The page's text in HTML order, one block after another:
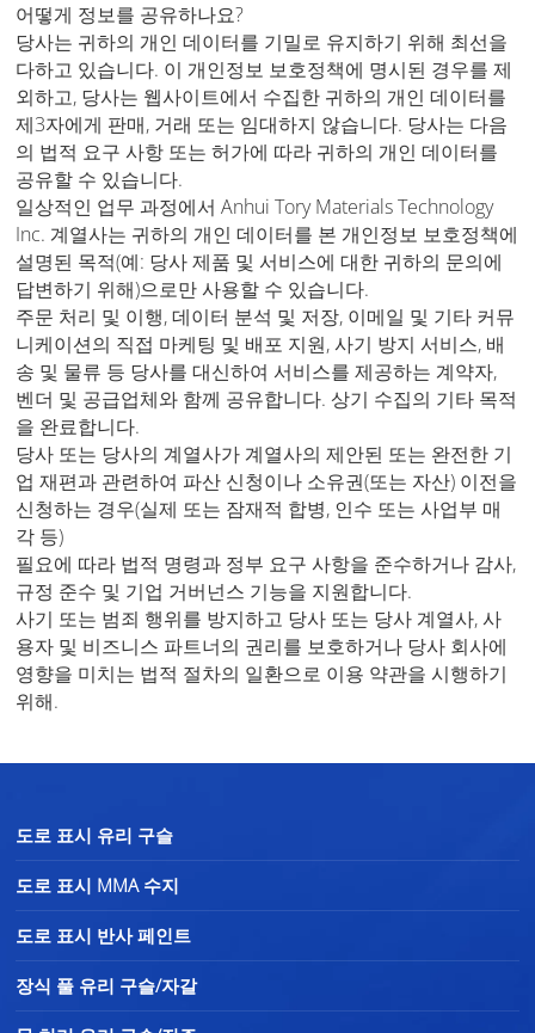
어떻게 정보를 공유하나요?
당사는 귀하의 개인 데이터를 기밀로 유지하기 위해 최선을
다하고 있습니다. 이 개인정보 보호정책에 명시된 경우를 제
외하고, 당사는 웹사이트에서 수집한 귀하의 개인 데이터를
제3자에게 판매, 거래 또는 임대하지 않습니다. 당사는 다음
의 법적 요구 사항 또는 허가에 따라 귀하의 개인 데이터를
공유할 수 있습니다.
일상적인 업무 과정에서 Anhui Tory Materials Technology
Inc. 계열사는 귀하의 개인 데이터를 본 개인정보 보호정책에
설명된 목적(예: 당사 제품 및 서비스에 대한 귀하의 문의에
답변하기 위해)으로만 사용할 수 있습니다.
주문 처리 및 이행, 데이터 분석 및 저장, 이메일 및 기타 커뮤
니케이션의 직접 마케팅 및 배포 지원, 사기 방지 서비스, 배
송 및 물류 등 당사를 대신하여 서비스를 제공하는 계약자,
벤더 및 공급업체와 함께 공유합니다. 상기 수집의 기타 목적
을 완료합니다.
당사 또는 당사의 계열사가 계열사의 제안된 또는 완전한 기
업 재편과 관련하여 파산 신청이나 소유권(또는 자산) 이전을
신청하는 경우(실제 또는 잠재적 합병, 인수 또는 사업부 매
각 등)
필요에 따라 법적 명령과 정부 요구 사항을 준수하거나 감사,
규정 준수 및 기업 거버넌스 기능을 지원합니다.
사기 또는 범죄 행위를 방지하고 당사 또는 당사 계열사, 사
용자 및 비즈니스 파트너의 권리를 보호하거나 당사 회사에
영향을 미치는 법적 절차의 일환으로 이용 약관을 시행하기
위해.
도로 표시 유리 구슬
도로 표시 MMA 수지
도로 표시 반사 페인트
장식 풀 유리 구슬/자갈